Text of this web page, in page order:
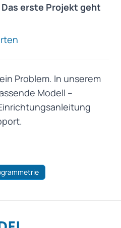
erste Projekt geht
Problem. In unserem
Modell –